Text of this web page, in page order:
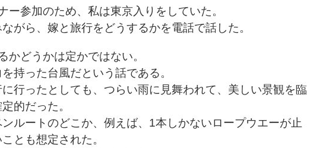
ー参加のため、私は東京入りをしていた。
がら、嫁と旅行をどうするかを電話で話した。
かどうかは定かではない。
持った台風だという話である。
行ったとしても、つらい雨に見舞われて、美しい景観を臨
的だった。
ルートのどこか、例えば、1本しかないロープウエーが止
とも想定された。